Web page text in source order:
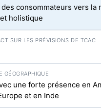
consommateurs vers la
holistique
une forte présence en
et en Inde